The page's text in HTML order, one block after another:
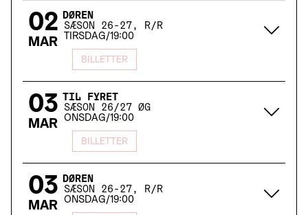
02
MAR
DØREN
SÆSON 26-27, R/R
TIRSDAG/19:00
BILLETTER
03
MAR
TIL FYRET
SÆSON 26/27 ØG
ONSDAG/19:00
BILLETTER
03
MAR
DØREN
SÆSON 26-27, R/R
ONSDAG/19:00